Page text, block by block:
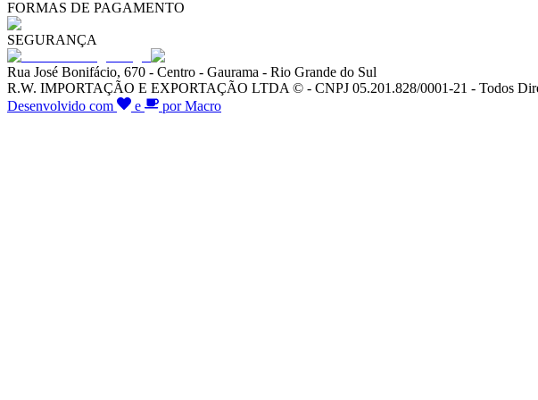
FORMAS DE PAGAMENTO
SEGURANÇA
Rua José Bonifácio, 670 - Centro - Gaurama - Rio Grande do Sul
R.W. IMPORTAÇÃO E EXPORTAÇÃO LTDA © - CNPJ 05.201.828/0001-21 - Todos
Desenvolvido com
e por Macro